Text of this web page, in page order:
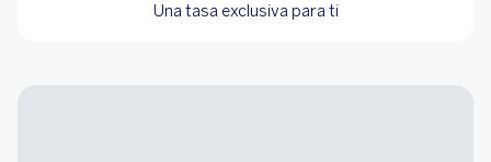
Una tasa exclusiva para ti